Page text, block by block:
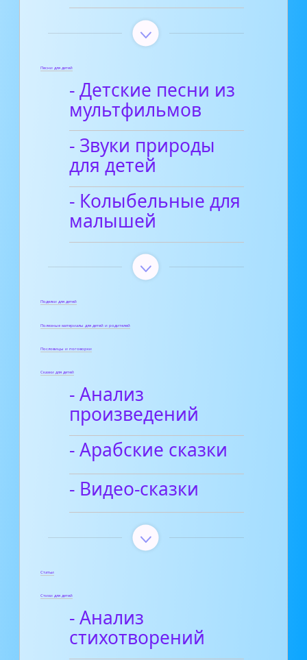
Песни для детей
- Детские песни из
мультфильмов
- Звуки природы
для детей
- Колыбельные для
малышей
Поделки для детей
Полезные материалы для детей и родителей
Пословицы и поговорки
Сказки для детей
- Анализ
произведений
- Арабские сказки
- Видео-сказки
Статьи
Стихи для детей
- Анализ
стихотворений